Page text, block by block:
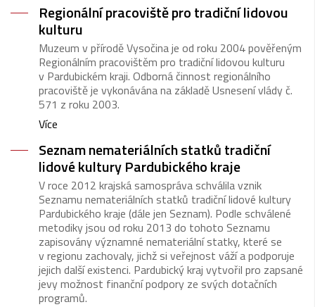
Regionální pracoviště pro tradiční lidovou
kulturu
Muzeum v přírodě Vysočina je od roku 2004 pověřeným
Regionálním pracovištěm pro tradiční lidovou kulturu
v Pardubickém kraji. Odborná činnost regionálního
pracoviště je vykonávána na základě Usnesení vlády č.
571 z roku 2003.
Více
Seznam nemateriálních statků tradiční
lidové kultury Pardubického kraje
V roce 2012 krajská samospráva schválila vznik
Seznamu nemateriálních statků tradiční lidové kultury
Pardubického kraje (dále jen Seznam). Podle schválené
metodiky jsou od roku 2013 do tohoto Seznamu
zapisovány významné nemateriální statky, které se
v regionu zachovaly, jichž si veřejnost váží a podporuje
jejich další existenci. Pardubický kraj vytvořil pro zapsané
jevy možnost finanční podpory ze svých dotačních
programů.